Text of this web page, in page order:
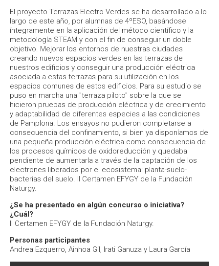
El proyecto Terrazas Electro-Verdes se ha desarrollado a lo
largo de este año, por alumnas de 4ºESO, basándose
íntegramente en la aplicación del método científico y la
metodología STEAM y con el fin de conseguir un doble
objetivo. Mejorar los entornos de nuestras ciudades
creando nuevos espacios verdes en las terrazas de
nuestros edificios y conseguir una producción eléctrica
asociada a estas terrazas para su utilización en los
espacios comunes de estos edificios. Para su estudio se
puso en marcha una "terraza piloto" sobre la que se
hicieron pruebas de producción eléctrica y de crecimiento
y adaptabilidad de diferentes especies a las condiciones
de Pamplona. Los ensayos no pudieron completarse a
consecuencia del confinamiento, si bien ya disponíamos de
una pequeña producción eléctrica como consecuencia de
los procesos químicos de oxidoreducción y quedaba
pendiente de aumentarla a través de la captación de los
electrones liberados por el ecosistema: planta-suelo-
bacterias del suelo. II Certamen EFYGY de la Fundación
Naturgy.
¿Se ha presentado en algún concurso o iniciativa?
¿Cuál?
II Certamen EFYGY de la Fundación Naturgy.
Personas participantes
Andrea Ezquerro, Ainhoa Gil, Irati Ganuza y Laura García